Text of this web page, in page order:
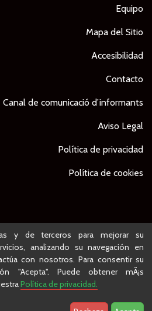
Equipo
Mapa del Sitio
Accesibilidad
Contacto
Canal de comunicació d’informants
Aviso Legal
Política de privacidad
Política de cookies
Proyecto desarrollado por
y de terceros para mejorar su
analizando su navegación en
con nosotros. Para consentir su
"Acepta". Puede obtener mÃ¡s
Política de privacidad.